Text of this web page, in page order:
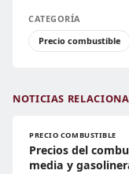
CATEGORÍA
Precio combustible
NOTICIAS
PRECIO COMBUSTIBLE
Precios del
media y